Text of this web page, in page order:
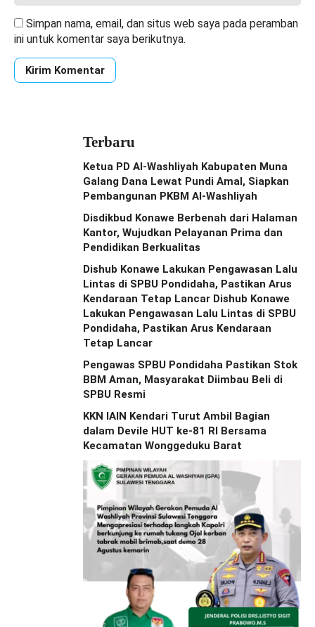
Simpan nama, email, dan situs web saya pada peramban
ini untuk komentar saya berikutnya.
Terbaru
Ketua PD Al-Washliyah Kabupaten Muna
Galang Dana Lewat Pundi Amal, Siapkan
Pembangunan PKBM Al-Washliyah
Disdikbud Konawe Berbenah dari Halaman
Kantor, Wujudkan Pelayanan Prima dan
Pendidikan Berkualitas
Dishub Konawe Lakukan Pengawasan Lalu
Lintas di SPBU Pondidaha, Pastikan Arus
Kendaraan Tetap Lancar Dishub Konawe
Lakukan Pengawasan Lalu Lintas di SPBU
Pondidaha, Pastikan Arus Kendaraan
Tetap Lancar
Pengawas SPBU Pondidaha Pastikan Stok
BBM Aman, Masyarakat Diimbau Beli di
SPBU Resmi
KKN IAIN Kendari Turut Ambil Bagian
dalam Devile HUT ke-81 RI Bersama
Kecamatan Wonggeduku Barat